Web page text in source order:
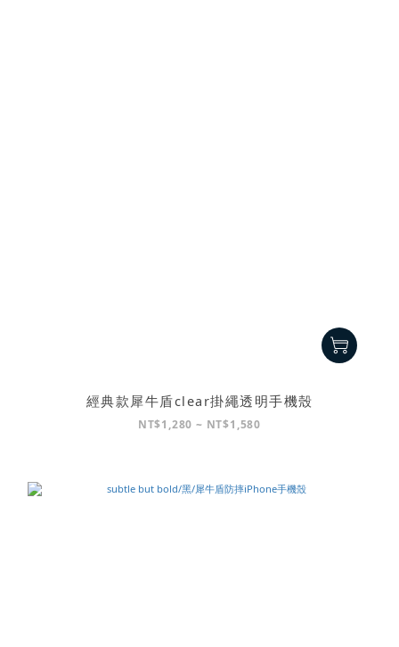
經典款犀牛盾clear掛繩透明手機殼
NT$1,280 ~ NT$1,580